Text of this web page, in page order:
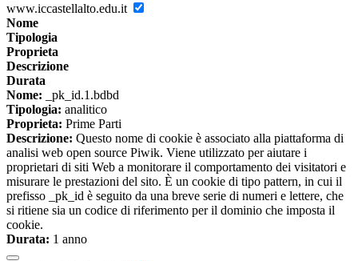
www.iccastellalto.edu.it
Nome
Tipologia
Proprieta
Descrizione
Durata
Nome: _pk_id.1.bdbd
Tipologia: analitico
Proprieta: Prime Parti
Descrizione: Questo nome di cookie è associato alla piattaforma di
analisi web open source Piwik. Viene utilizzato per aiutare i
proprietari di siti Web a monitorare il comportamento dei visitatori e
misurare le prestazioni del sito. È un cookie di tipo pattern, in cui il
prefisso _pk_id è seguito da una breve serie di numeri e lettere, che
si ritiene sia un codice di riferimento per il dominio che imposta il
cookie.
Durata: 1 anno